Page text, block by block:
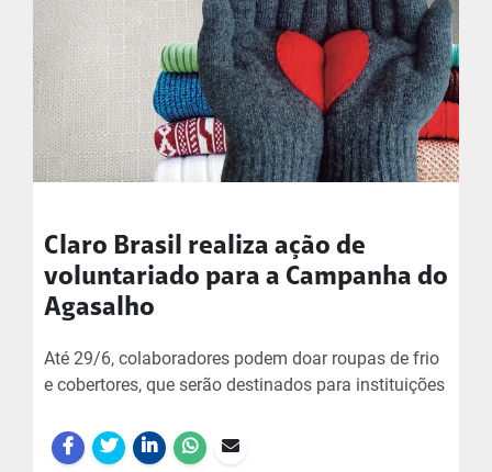
Claro Brasil realiza ação de
voluntariado para a Campanha do
Agasalho
Até 29/6, colaboradores podem doar roupas de frio
e cobertores, que serão destinados para instituições